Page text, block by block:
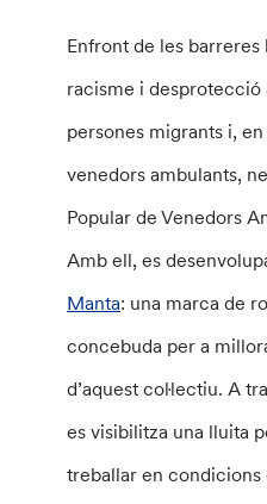
Enfront de les
racisme i desprotecció
persones migrants i,
venedors ambulants,
Popular de Venedors
Amb ell, es
Manta: una marca de
concebuda per a
d’aquest col·lectiu. A
es visibilitza una lluita
treballar en